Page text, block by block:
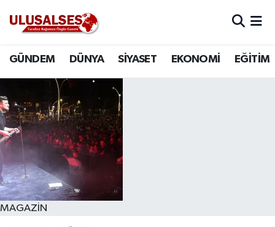
GÜNDEM DÜNYA SİYASET EKONOMİ EĞİTİM
MAGAZİN
DÜNYA
SİYASET
EKONOMİ
EĞİTİM
SAĞLIK
Trafik Durumu
Süper Lig Puan Durumu ve Fikstür
Tüm Manşetler
Son Dakika Haberleri
Haber Arşivi